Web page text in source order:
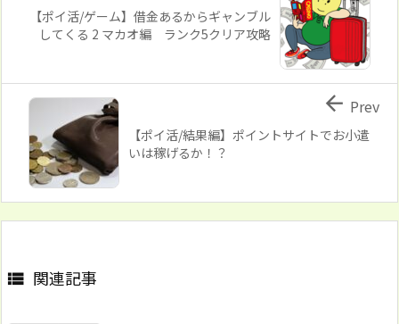
【ポイ活/ゲーム】借金あるからギャンブル
してくる 2 マカオ編 ランク5クリア攻略
【ポイ活/結果編】ポイントサイトでお小遣
いは稼げるか！？
 Prev
 関連記事